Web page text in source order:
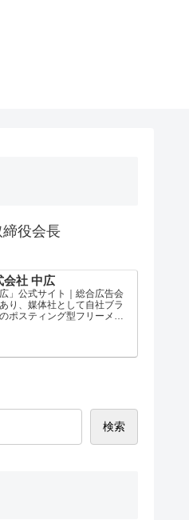
役会長
会社 中広
広」公式サイト｜総合広告会
り、媒体社として自社ブラ
ポスティング型フリーメデ
検索